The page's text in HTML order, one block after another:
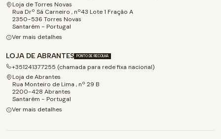
Loja de Torres Novas
Rua Drº Sá Carneiro , nº43 Lote 1 Fração A
2350-536 Torres Novas
Santarém - Portugal
Ver mais detalhes
LOJA DE ABRANTES PONTO DE RECOLHA
+351241377255 (chamada para rede fixa nacional)
Loja de Abrantes
Rua Monteiro de Lima , nº 29 B
2200-428 Abrantes
Santarém - Portugal
Ver mais detalhes